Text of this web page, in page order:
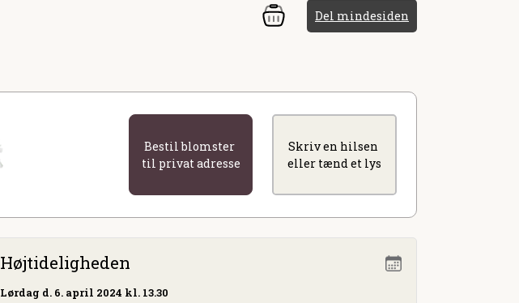
Del mindesiden
Bestil blomster
til privat adresse
Skriv en hilsen
eller tænd et lys
Højtideligheden
Lørdag d. 6. april 2024 kl. 13.30